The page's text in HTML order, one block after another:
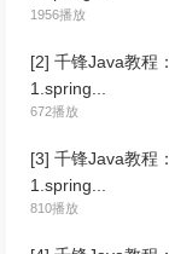
1956播放
[2] 千锋Java教程：
1.spring...
672播放
[3] 千锋Java教程：
1.spring...
810播放